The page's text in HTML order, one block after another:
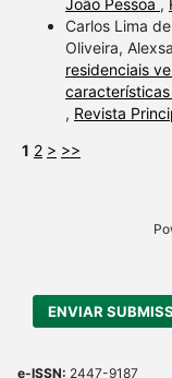
Carlos Lima
Oliveira,
residenciais
, Revista
1 2 > >>
ENVIAR
e-ISSN: 2447-9187